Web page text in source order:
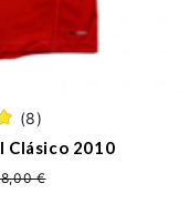
(8)
Clásico 2010
€